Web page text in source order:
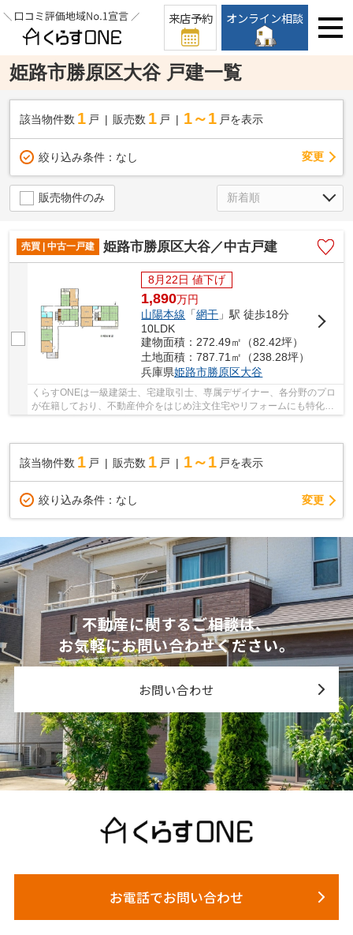
来店予約 オンライン相談
姫路市勝原区大谷 戸建一覧
該当物件数 1 戸 販売数 1 戸 1～1 戸を表示
絞り込み条件： なし 変更
販売物件のみ
売買 | 中古一戸建 姫路市勝原区大谷／中古戸建
8月22日 値下げ
1,890万円
山陽本線 「網干 」駅 徒歩18分
10LDK
建物面積：272.49㎡（82.42坪）
土地面積：787.71㎡（238.28坪）
兵庫県姫路市勝原区大谷
くらすONEは一級建築士、宅建取引士、専属デザイナー、各分野のプロ
が在籍しており、不動産仲介をはじめ注文住宅やリフォームにも特化し
ているお店です♪姫路市・たつの市周辺の住まい...
該当物件数 1 戸 販売数 1 戸 1～1 戸を表示
絞り込み条件： なし 変更
不動産に関するご相談は、
お気軽にお問い合わせください。
お問い合わせ
お電話でお問い合わせ